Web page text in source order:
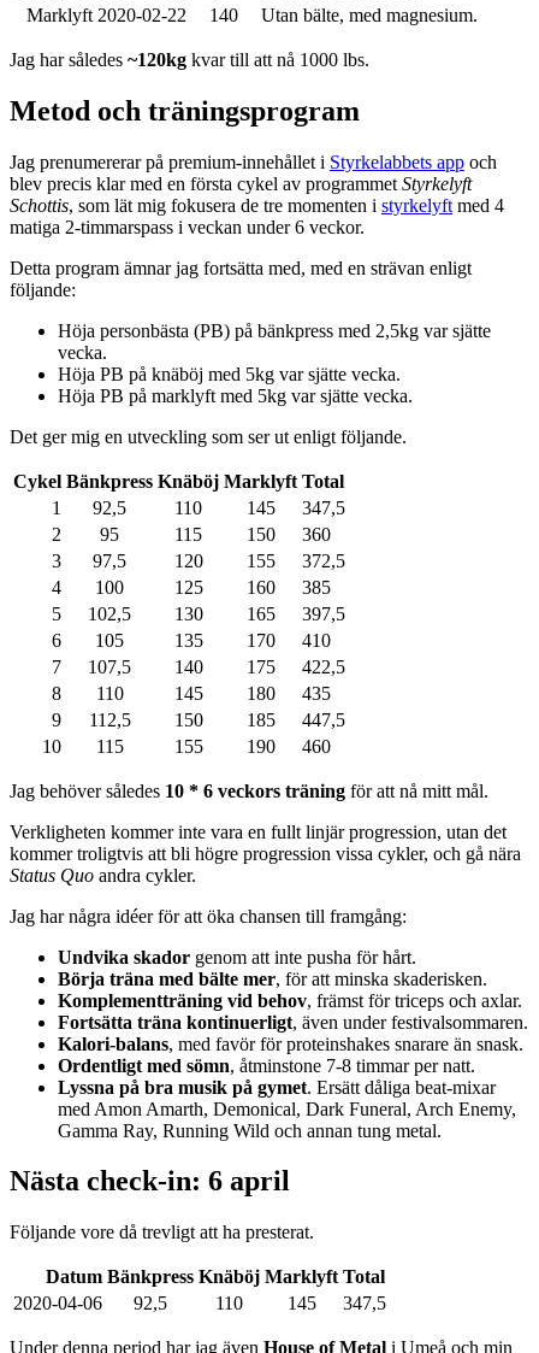
Marklyft 2020-02-22 140 Utan bälte, med magnesium.
Jag har således ~120kg kvar till att nå 1000 lbs.
Metod och träningsprogram
Jag prenumererar på premium-innehållet i Styrkelabbets app och
blev precis klar med en första cykel av programmet Styrkelyft
Schottis, som lät mig fokusera de tre momenten i styrkelyft med 4
matiga 2-timmarspass i veckan under 6 veckor.
Detta program ämnar jag fortsätta med, med en strävan enligt
följande:
Höja personbästa (PB) på bänkpress med 2,5kg var sjätte
vecka.
Höja PB på knäböj med 5kg var sjätte vecka.
Höja PB på marklyft med 5kg var sjätte vecka.
Det ger mig en utveckling som ser ut enligt följande.
Cykel Bänkpress Knäböj Marklyft Total
1
92,5 110 145
347,5
2
95 115 150
360
3
97,5 120 155
372,5
4
100 125 160
385
5
102,5 130 165
397,5
6
105 135 170
410
7
107,5 140 175
422,5
8
110 145 180
435
9
112,5 150 185
447,5
10
115 155 190 460
Jag behöver således 10 * 6 veckors träning för att nå mitt mål.
Verkligheten kommer inte vara en fullt linjär progression, utan det
kommer troligtvis att bli högre progression vissa cykler, och gå nära
Status Quo andra cykler.
Jag har några idéer för att öka chansen till framgång:
Undvika skador genom att inte pusha för hårt.
Börja träna med bälte mer, för att minska skaderisken.
Komplementträning vid behov, främst för triceps och axlar.
Fortsätta träna kontinuerligt, även under festivalsommaren.
Kalori-balans, med favör för proteinshakes snarare än snask.
Ordentligt med sömn, åtminstone 7-8 timmar per natt.
Lyssna på bra musik på gymet. Ersätt dåliga beat-mixar
med Amon Amarth, Demonical, Dark Funeral, Arch Enemy,
Gamma Ray, Running Wild och annan tung metal.
Nästa check-in: 6 april
Följande vore då trevligt att ha presterat.
Datum Bänkpress Knäböj Marklyft Total
2020-04-06
92,5 110 145 347,5
Under denna period har jag även House of Metal i Umeå och min